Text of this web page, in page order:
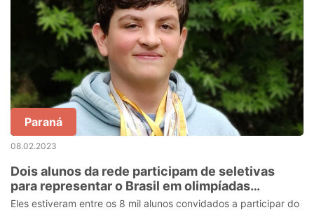
Paraná
08.02.2023
Dois alunos da rede participam de seletivas
para representar o Brasil em olimpíadas
internacionais de astronomia
Eles estiveram entre os 8 mil alunos convidados a participar do